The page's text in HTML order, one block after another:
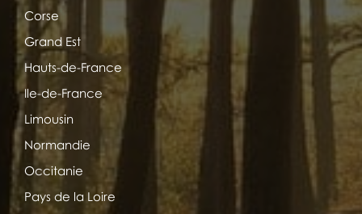
Corse
Grand Est
Hauts-de-France
Ile-de-France
Limousin
Normandie
Occitanie
Pays de la Loire